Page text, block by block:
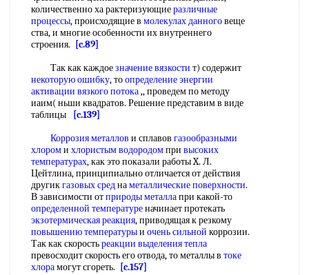
количественно ха рактеризующиеразличные
процессы, происходящие в молекулах данноговеще
ства, и многие особенности их внутреннего
строения.
[c.89]
Так как каждоезначение вязкости т) содержит
некоторую ошибку, тоопределение энергии
активации вязкого потока,, проведем по методу
иаим( ньши квадратов. Решение представим в виде
таблицы
[c.139]
Коррозия металлов и сплавов газообразными
хлороми хлористым водородомпри высоких
температурах, как это показали работы X. Л.
Цейтлина, принципиально отличается от действия
другикгазовых среднаметаллические поверхности.
В зависимости отприроды металлапри какой-то
определенной температуреначинает протекать
экзотермическая реакция, приводящая к резкому
повышению температурыи очень сильной коррозии.
Так как скоростьреакции выделения тепла
превосходит скорость его отвода, то металлы в токе
хлорамогут сгореть. [c.157]